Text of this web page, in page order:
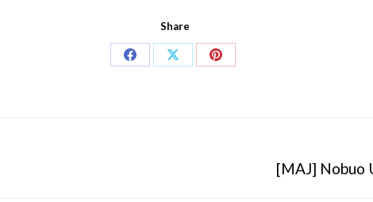
Share
Share
Share
Share
[MAJ] Nobuo